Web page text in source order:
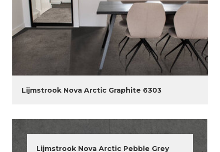
Lijmstrook Nova Arctic Graphite 6303
Lijmstrook Nova Arctic Pebble Grey